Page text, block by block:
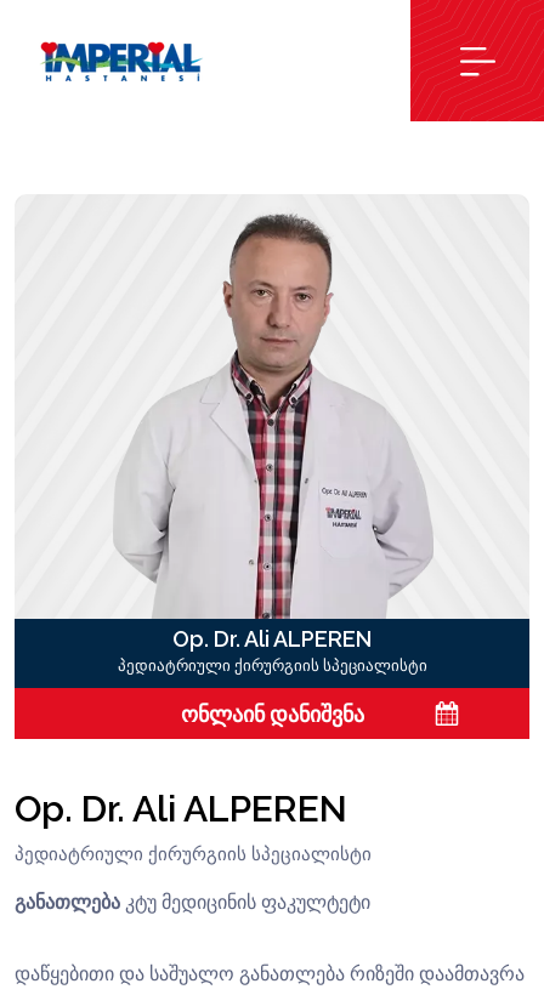
Op. Dr. Ali ALPEREN
პედიატრიული ქირურგიის სპეციალისტი
ონლაინ დანიშვნა
Op. Dr. Ali ALPEREN
პედიატრიული ქირურგიის სპეციალისტი
განათლება კტუ მედიცინის ფაკულტეტი
დაწყებითი და საშუალო განათლება რიზეში დაამთავრა